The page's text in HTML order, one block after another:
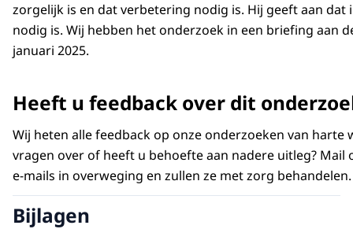
zorgelijk is en dat verbetering nodig is. Hij geeft aan
nodig is. Wij hebben het onderzoek in een briefing aan
januari 2025.
Heeft u feedback over dit
Wij heten alle feedback op onze onderzoeken van
vragen over of heeft u behoefte aan nadere uitleg? Mail
e-mails in overweging en zullen ze met zorg behandelen.
Bijlagen